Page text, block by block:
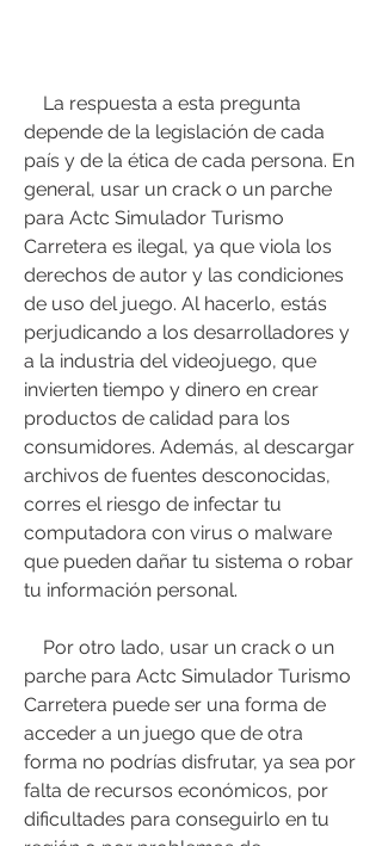
depende de la legislación de cada
país y de la ética de cada persona. En
general, usar un crack o un parche
para Actc Simulador Turismo
Carretera es ilegal, ya que viola los
derechos de autor y las condiciones
de uso del juego. Al hacerlo, estás
perjudicando a los desarrolladores y
a la industria del videojuego, que
invierten tiempo y dinero en crear
productos de calidad para los
consumidores. Además, al descargar
archivos de fuentes desconocidas,
corres el riesgo de infectar tu
computadora con virus o malware
que pueden dañar tu sistema o robar
tu información personal.
parche para Actc Simulador Turismo
Carretera puede ser una forma de
acceder a un juego que de otra
forma no podrías disfrutar, ya sea por
falta de recursos económicos, por
dificultades para conseguirlo en tu